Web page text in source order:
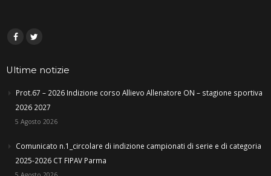
Ultime notizie
Prot.67 – 2026 Indizione corso Allievo Allenatore ON – stagione sportiva
2026 2027
5 Agosto 2026
Comunicato n.1_circolare di indizione campionati di serie e di categoria
2025-2026 CT FIPAV Parma